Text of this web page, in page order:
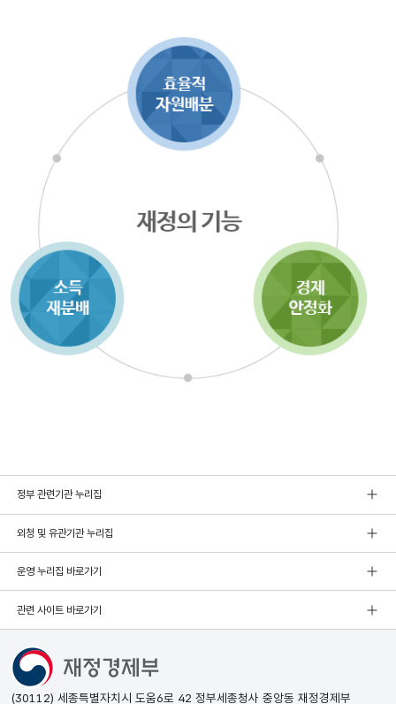
정부 관련기관 누리집
외청 및 유관기관 누리집
운영 누리집 바로가기
관련 사이트 바로가기
(30112) 세종특별자치시 도움6로 42 정부세종청사 중앙동 재정경제부